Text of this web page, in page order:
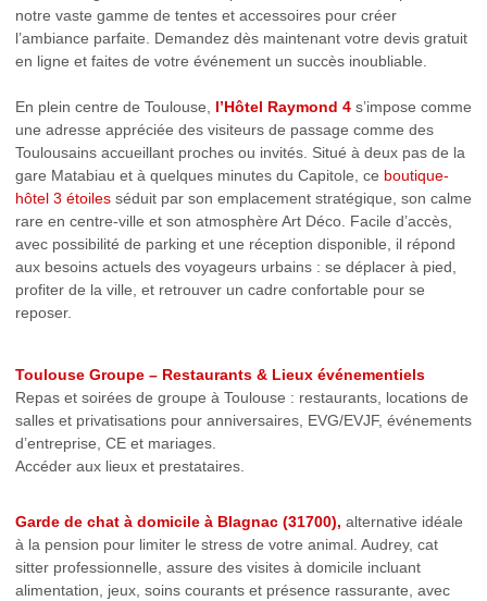
notre vaste gamme de tentes et accessoires pour créer
l’ambiance parfaite. Demandez dès maintenant votre devis gratuit
en ligne et faites de votre événement un succès inoubliable.
En plein centre de Toulouse, l’Hôtel Raymond 4 s’impose comme
une adresse appréciée des visiteurs de passage comme des
Toulousains accueillant proches ou invités. Situé à deux pas de la
gare Matabiau et à quelques minutes du Capitole, ce boutique-
hôtel 3 étoiles séduit par son emplacement stratégique, son calme
rare en centre-ville et son atmosphère Art Déco. Facile d’accès,
avec possibilité de parking et une réception disponible, il répond
aux besoins actuels des voyageurs urbains : se déplacer à pied,
profiter de la ville, et retrouver un cadre confortable pour se
reposer.
Toulouse Groupe – Restaurants & Lieux événementiels
Repas et soirées de groupe à Toulouse : restaurants, locations de
salles et privatisations pour anniversaires, EVG/EVJF, événements
d’entreprise, CE et mariages.
Accéder aux lieux et prestataires.
Garde de chat à domicile à Blagnac (31700), alternative idéale
à la pension pour limiter le stress de votre animal. Audrey, cat
sitter professionnelle, assure des visites à domicile incluant
alimentation, jeux, soins courants et présence rassurante, avec